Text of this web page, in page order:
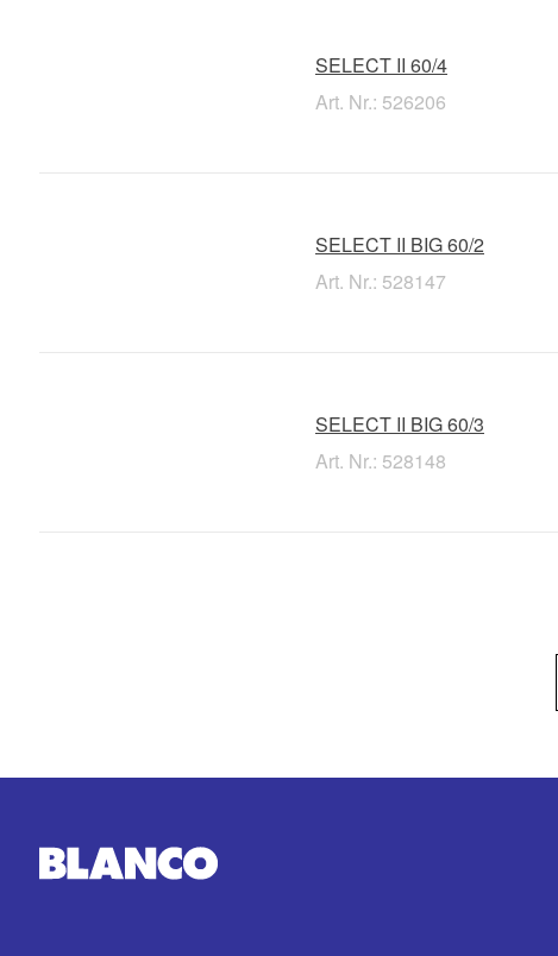
SELECT II 60/4
Art. Nr.: 526206
SELECT II BIG 60/2
Art. Nr.: 528147
SELECT II BIG 60/3
Art. Nr.: 528148